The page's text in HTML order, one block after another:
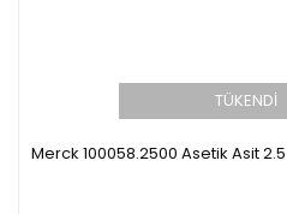
TÜKENDİ
Merck 100058.2500 Asetik Asit